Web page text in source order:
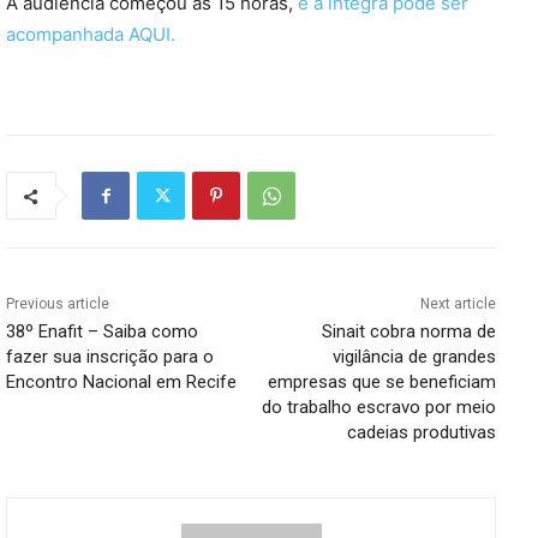
acompanhada AQUI.
Previous article
38º Enafit – Saiba como
fazer sua inscrição para o
Encontro Nacional em Recife
Next article
Sinait cobra norma de
vigilância de grandes
empresas que se beneficiam
do trabalho escravo por meio
cadeias produtivas